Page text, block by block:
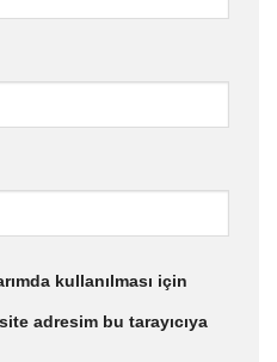
kullanılması için
adresim bu tarayıcıya